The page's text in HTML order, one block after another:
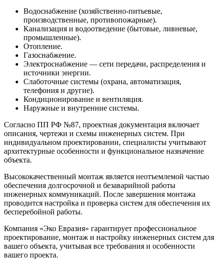
Водоснабжение (хозяйственно-питьевые,
производственные, противопожарные).
Канализация и водоотведение (бытовые, ливневые,
промышленные).
Отопление.
Газоснабжение.
Электроснабжение — сети передачи, распределения и
источники энергии.
Слаботочные системы (охрана, автоматизация,
телефония и другие).
Кондиционирование и вентиляция.
Наружные и внутренние системы.
Согласно ПП РФ №87, проектная документация включает
описания, чертежи и схемы инженерных систем. При
индивидуальном проектировании, специалисты учитывают
архитектурные особенности и функциональное назначение
объекта.
Высококачественный монтаж является неотъемлемой частью
обеспечения долгосрочной и безаварийной работы
инженерных коммуникаций. После завершения монтажа
проводится настройка и проверка систем для обеспечения их
бесперебойной работы.
Компания «Эко Евразия» гарантирует профессиональное
проектирование, монтаж и настройку инженерных систем для
вашего объекта, учитывая все требования и особенности
вашего проекта.